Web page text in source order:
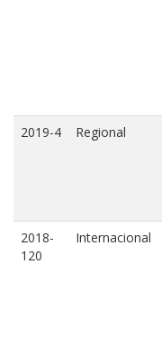
2019-4 Regional
2018-
120
Internacional